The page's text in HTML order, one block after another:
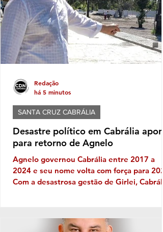
Desastre político em Cabrália
para retorno de Agnelo
Agnelo governou Cabrália entre 2017 a
2024 e seu nome volta com força para
Com a desastrosa gestão de Girlei,
desgoverno, baixas de aliados, firulas do
SANTA CRUZ CABRÁLIA
Redação
há 5 minutos